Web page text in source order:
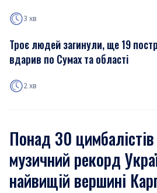
3 хв
Троє людей загинули, ще 19
вдарив по Сумах та області
2 хв
Понад 30
музичний рекорд
найвищій вершині